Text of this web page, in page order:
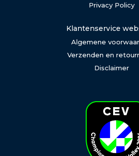
Privacy Policy
Klantenservice
Algemene
Verzenden en
Disclaimer